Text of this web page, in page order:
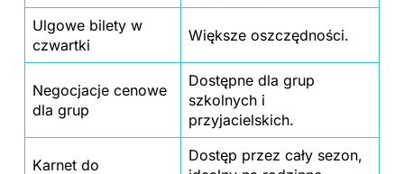
Ulgowe bilety w
czwartki
Większe oszczędności.
Negocjacje cenowe
dla grup
Dostępne dla grup
szkolnych i
przyjacielskich.
Karnet do
Dostęp przez cały sezon,